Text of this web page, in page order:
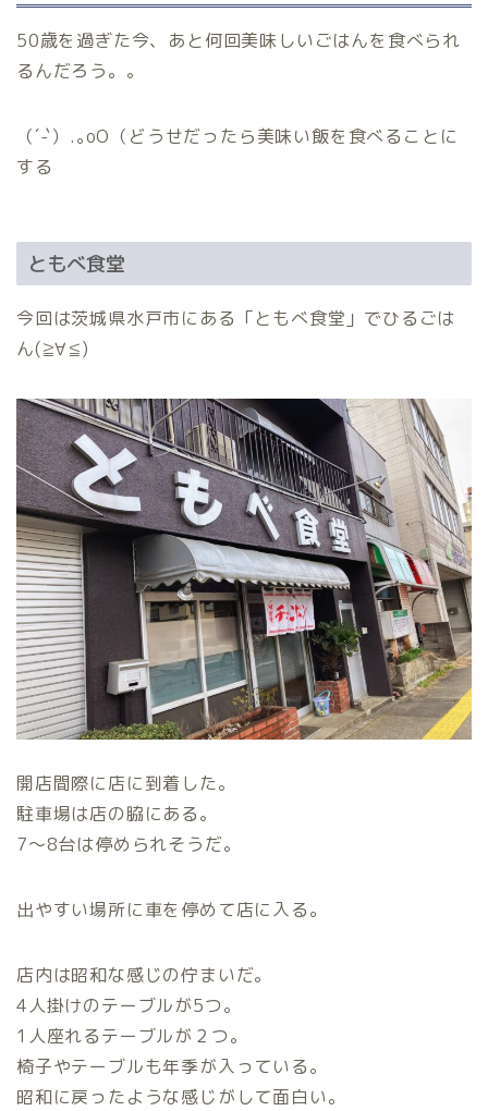
50歳を過ぎた今、あと何回美味しいごはんを食べられ
るんだろう。。
（´-`）.｡oO（どうせだったら美味い飯を食べることに
する
ともべ食堂
今回は茨城県水戸市にある「ともべ食堂」でひるごは
ん(≧∀≦)
開店間際に店に到着した。
駐車場は店の脇にある。
7〜8台は停められそうだ。
出やすい場所に車を停めて店に入る。
店内は昭和な感じの佇まいだ。
4人掛けのテーブルが5つ。
1人座れるテーブルが２つ。
椅子やテーブルも年季が入っている。
昭和に戻ったような感じがして面白い。